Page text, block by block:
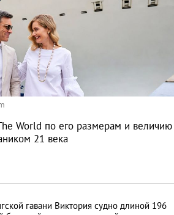
World по его размерам и величию
21 века
гавани Виктория судно длиной 196